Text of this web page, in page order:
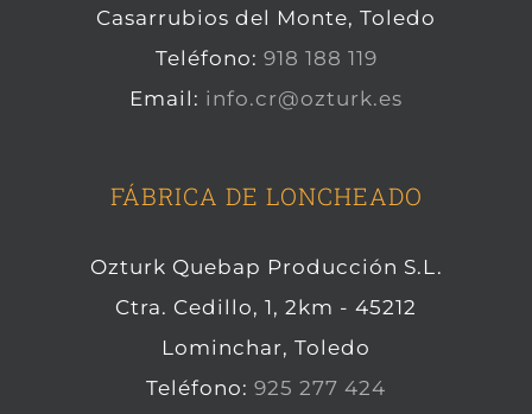
Casarrubios del Monte, Toledo
Teléfono: 918 188 119
Email: info.cr@ozturk.es
FÁBRICA DE LONCHEADO
Ozturk Quebap Producción S.L.
Ctra. Cedillo, 1, 2km - 45212
Lominchar, Toledo
Teléfono: 925 277 424